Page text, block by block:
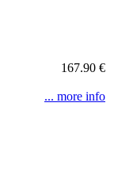
167.90 €
... more info